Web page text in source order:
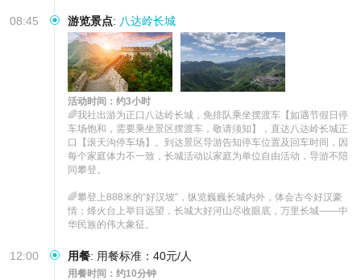
08:45 游览景点: 八达岭长城
活动时间：约3小时
🌈我社出游为正口八达岭长城，免排队乘坐摆渡车【如遇节假日停
车场饱和，需要乘坐景区摆渡车，敬请须知】，直达八达岭长城正
口【滚天沟停车场】。到达景区导游告知停车位置及回车时间，因
每个家庭体力不一致，长城活动以家庭为单位自由活动，导游不陪
同攀登。
🌈攀登上888米的“好汉坡”，纵览巍巍长城内外，体会古今好汉豪
情；烽火台上举目远望，长城大好河山尽收眼底，万里长城——中
华民族的伟大象征。
12:00 用餐: 用餐标准：40元/人
用餐时间：约10分钟